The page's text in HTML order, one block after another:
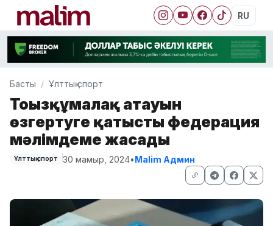
RU
Басты Ұлттық спорт
Тоғызқұмалақ атауын
өзгертуге қатысты федерация
мәлімдеме жасады
Ұлттық спорт 30 мамыр, 2024•Malim Админ